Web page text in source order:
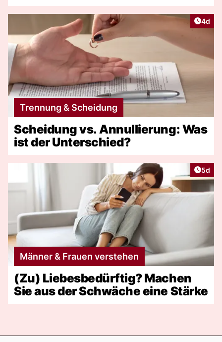
4d
Trennung & Scheidung
Scheidung vs. Annullierung: Was
ist der Unterschied?
5d
Männer & Frauen verstehen
(Zu) Liebesbedürftig? Machen
Sie aus der Schwäche eine Stärke